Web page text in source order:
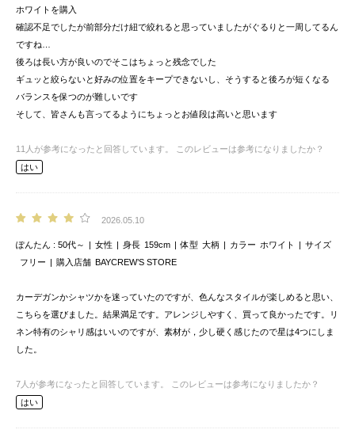
ホワイトを購入
確認不足でしたが前部分だけ紐で絞れると思っていましたがぐるりと一周してるん
ですね…
後ろは長い方が良いのでそこはちょっと残念でした
ギュッと絞らないと好みの位置をキープできないし、そうすると後ろが短くなる
バランスを保つのが難しいです
そして、皆さんも言ってるようにちょっとお値段は高いと思います
11 人が参考になったと回答しています。
このレビューは参考になりましたか？
はい
2026.05.10
ぽんたん 50代～ 女性 身長 159cm 体型 大柄 カラー ホワイト
サイズ
フリー
購入店舗 BAYCREW’S STORE
カーデガンかシャツかを迷っていたのですが、色んなスタイルが楽しめると思い、
こちらを選びました。結果満足です。アレンジしやすく、買って良かったです。リ
ネン特有のシャリ感はいいのですが、素材が，少し硬く感じたので星は4つにしま
した。
7 人が参考になったと回答しています。
このレビューは参考になりましたか？
はい